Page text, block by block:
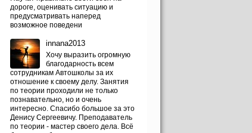
дороге, оценивать ситуацию и
предусматривать наперед
возможное поведени
innana2013
Хочу выразить огромную
благодарность всем
сотрудникам Автошколы за их
отношение к своему делу. Занятия
по теории проходили не только
познавательно, но и очень
интересно. Спасибо большое за это
Денису Сергеевичу. Преподаватель
по теории - мастер своего дела. Всё